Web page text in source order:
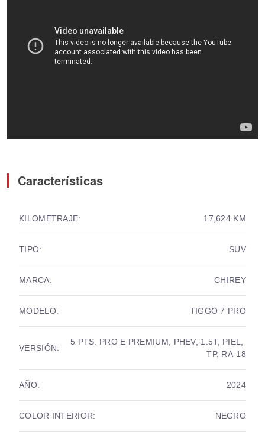
Características
KILOMETRAJE: 17,624 KM
TIPO: SUV
MARCA: CHIREY
MODELO: TIGGO 7 PRO
VERSIÓN:
5 PTS. PRO E PREMIUM, PHEV, 1.5T, PIEL,
TP, RA-18
AÑO: 2024
COLOR INTERIOR: NEGRO